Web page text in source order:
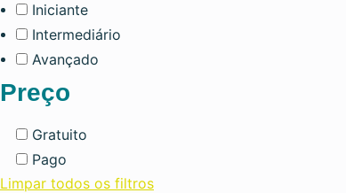
Iniciante
Intermediário
Avançado
Preço
Gratuito
Pago
Limpar todos os filtros